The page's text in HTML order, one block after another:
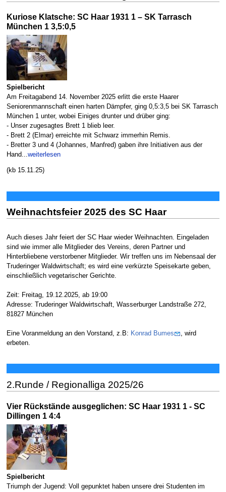
Kuriose Klatsche: SC Haar 1931 1 – SK Tarrasch
München 1 3,5:0,5
Spielbericht
Am Freitagabend 14. November 2025 erlitt die erste Haarer
Seniorenmannschaft einen harten Dämpfer, ging 0,5:3,5 bei SK Tarrasch
München 1 unter, wobei Einiges drunter und drüber ging:
- Unser zugesagtes Brett 1 blieb leer.
- Brett 2 (Elmar) erreichte mit Schwarz immerhin Remis.
- Bretter 3 und 4 (Johannes, Manfred) gaben ihre Initiativen aus der
Hand...weiterlesen
(kb 15.11.25)
Weihnachtsfeier 2025 des SC Haar
Auch dieses Jahr feiert der SC Haar wieder Weihnachten. Eingeladen
sind wie immer alle Mitglieder des Vereins, deren Partner und
Hinterbliebene verstorbener Mitglieder. Wir treffen uns im Nebensaal der
Truderinger Waldwirtschaft; es wird eine verkürzte Speisekarte geben,
einschließlich vegetarischer Gerichte.
Zeit: Freitag, 19.12.2025, ab 19:00
Adresse: Truderinger Waldwirtschaft, Wasserburger Landstraße 272,
81827 München
Eine Voranmeldung an den Vorstand, z.B: Konrad Bumes
, wird
erbeten.
2.Runde / Regionalliga 2025/26
Vier Rückstände ausgeglichen: SC Haar 1931 1 - SC
Dillingen 1 4:4
Spielbericht
Triumph der Jugend: Voll gepunktet haben unsere drei Studenten im